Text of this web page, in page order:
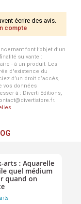
écrire des avis.
compte
font l’objet d’un
suivante :
- à un produit. Les
d'existence du
d’un droit d’accès,
vos données
à : Diverti Editions,
arts : Aquarelle
quel médium
quand on